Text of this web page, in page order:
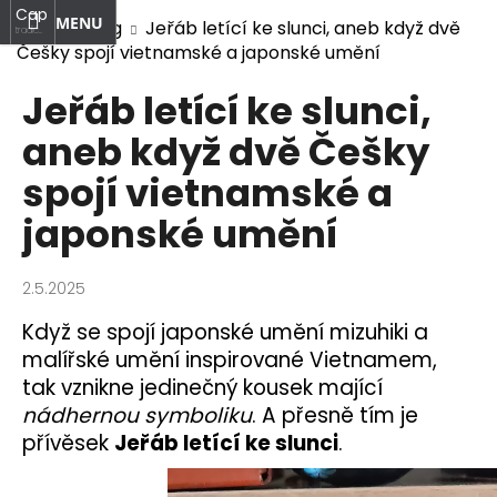
Přejít
na
Capi.mizuhiki
tradiční
japonské
umění
Nákupní
košíkMenu
DomůBlog
Jeřáb letící ke slunci, aneb když dvě
Češky spojí vietnamské a japonské umění
Jeřáb letící ke slunci,
aneb když dvě Češky
spojí vietnamské a
japonské umění
2.5.2025
Když se spojí japonské umění mizuhiki a
malířské umění inspirované Vietnamem,
tak vznikne jedinečný kousek mající
nádhernou symboliku. A přesně tím je
přívěsek Jeřáb letící ke slunci.
K
o Zpět
Zpět
C
o
p
o
t
ř
e
b
u
j
e
t
e